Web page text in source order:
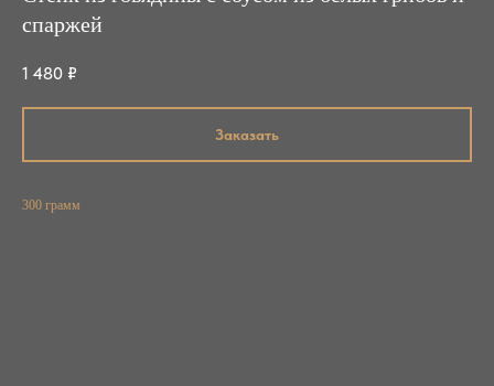
спаржей
1 480 ₽
Заказать
300 грамм